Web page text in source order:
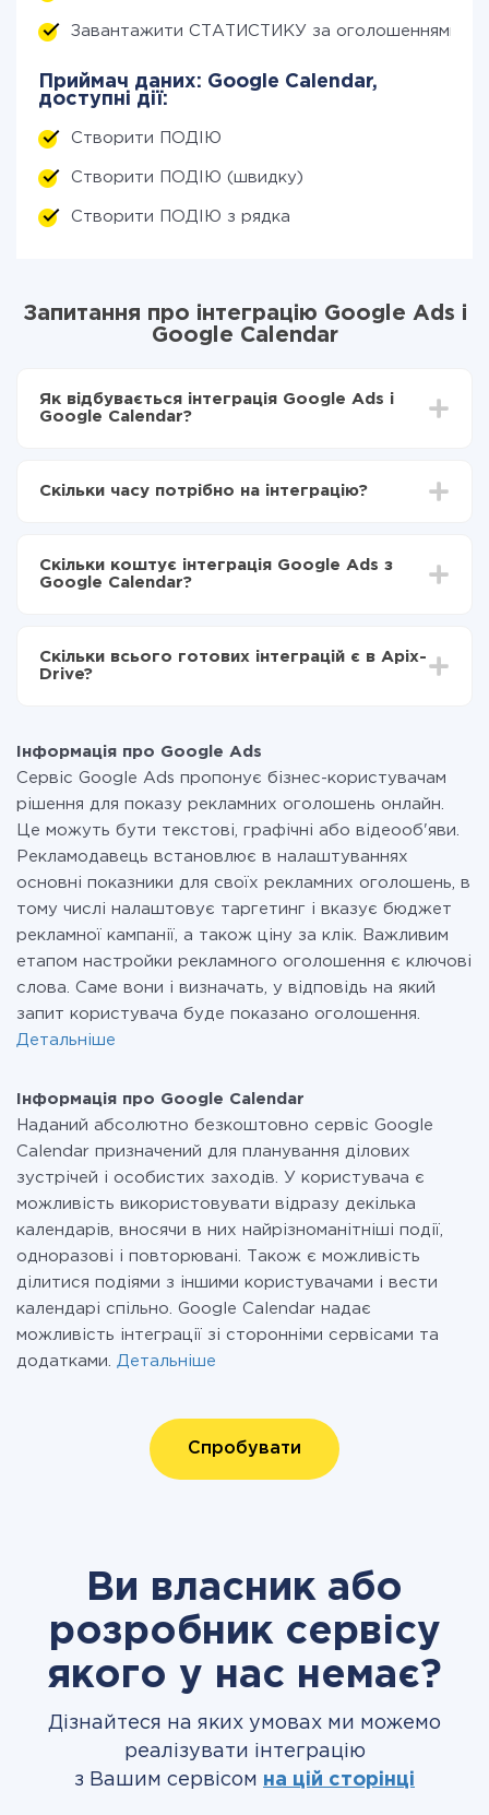
Завантажити СТАТИСТИКУ за оголошеннями
Приймач даних: Google Calendar,
доступні дії:
Створити ПОДІЮ
Створити ПОДІЮ (швидку)
Створити ПОДІЮ з рядка
Запитання про інтеграцію Google Ads і
Google Calendar
Як відбувається інтеграція Google Ads і
Google Calendar?
Вибираєте які дані передавати з Google Ads в
Тепер дані будуть автоматично передаватися з
Google Ads в Google Calendar
Скільки часу потрібно на інтеграцію?
становити від 5-ти до 30-хвилин. У середньому
налаштування займає 10-15 хвилин.
Скільки коштує інтеграція Google Ads з
Google Calendar?
Ви оплачуєте лише кількість даних, які за фактом
передаються з однієї вашої системи в іншу через
при необхідності. Детальніше про
Скільки всього готових інтеграцій є в Apix-
Drive?
Інформація про Google Ads
Сервіс Google Ads пропонує бізнес-користувачам
рішення для показу рекламних оголошень онлайн.
Це можуть бути текстові, графічні або відеооб'яви.
Рекламодавець встановлює в налаштуваннях
основні показники для своїх рекламних оголошень, в
тому числі налаштовує таргетинг і вказує бюджет
рекламної кампанії, а також ціну за клік. Важливим
етапом настройки рекламного оголошення є ключові
слова. Саме вони і визначать, у відповідь на який
запит користувача буде показано оголошення.
Детальніше
Інформація про Google Calendar
Наданий абсолютно безкоштовно сервіс Google
Calendar призначений для планування ділових
зустрічей і особистих заходів. У користувача є
можливість використовувати відразу декілька
календарів, вносячи в них найрізноманітніші події,
одноразові і повторювані. Також є можливість
ділитися подіями з іншими користувачами і вести
календарі спільно. Google Calendar надає
можливість інтеграції зі сторонніми сервісами та
додатками. Детальніше
Спробувати
Ви власник або
розробник сервісу
якого у нас немає?
Дізнайтеся на яких умовах ми можемо
реалізувати інтеграцію
з Вашим сервісом на цій сторінці